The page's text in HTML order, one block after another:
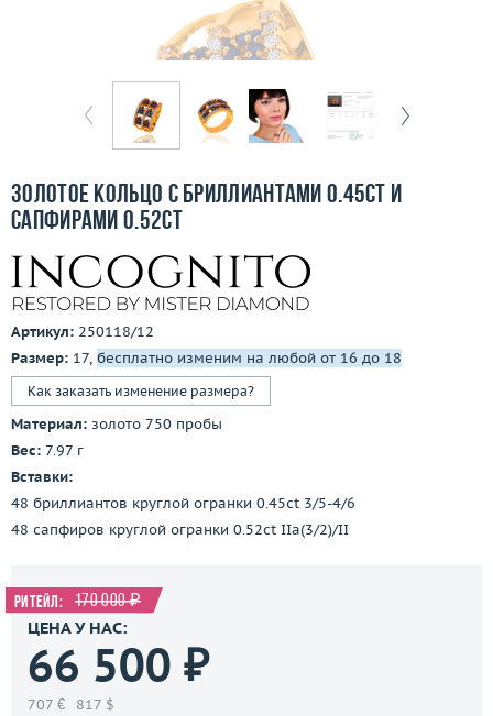
Покупка и оплата
О компании
Контакты
3D-тур по шоуруму
Золотое кольцо с бриллиантами 0.45ct и
сапфирами 0.52ct
Артикул: 250118/12
Размер: 17, бесплатно изменим на любой от 16 до 18
Как заказать изменение размера?
Материал: золото 750 пробы
Вес: 7.97 г
Вставки:
48 бриллиантов круглой огранки 0.45ct 3/5-4/6
48 сапфиров круглой огранки 0.52ct IIa(3/2)/II
Ритейл: 170 000 ₽
ЦЕНА У НАС:
66 500 ₽
707 € 817 $